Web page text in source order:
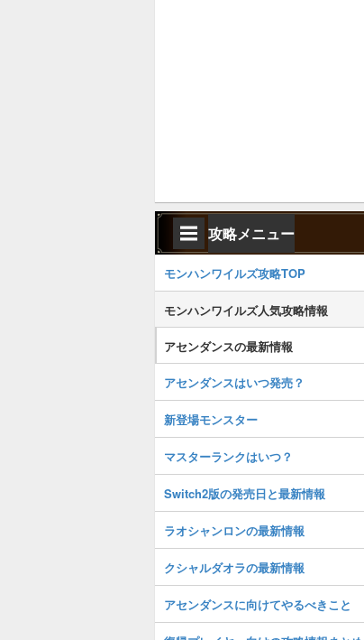
攻略メニュー
モンハンワイルズ攻略TOP
モンハンワイルズ人気攻略情報
アセンダンスの最新情報
アセンダンスはいつ発売？
新登場モンスター
マスターランクはいつ？
Switch2版の発売日と最新情報
ラオシャンロンの最新情報
クシャルダオラの最新情報
アセンダンスに向けてやるべきこと